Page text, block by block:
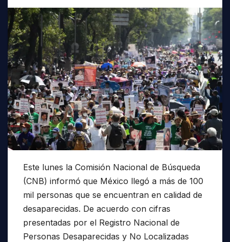
Este lunes la Comisión Nacional de Búsqueda
(CNB) informó que México llegó a más de 100
mil personas que se encuentran en calidad de
desaparecidas. De acuerdo con cifras
presentadas por el Registro Nacional de
Personas Desaparecidas y No Localizadas